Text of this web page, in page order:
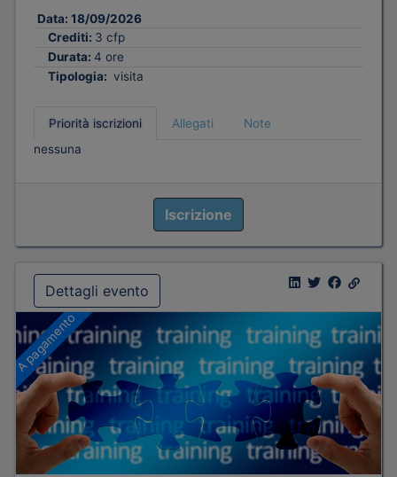
Data: 18/09/2026
Crediti: 3 cfp
Durata: 4 ore
Tipologia: visita
Priorità iscrizioni Allegati
Note
nessuna
Iscrizione
Dettagli evento
A pagamento